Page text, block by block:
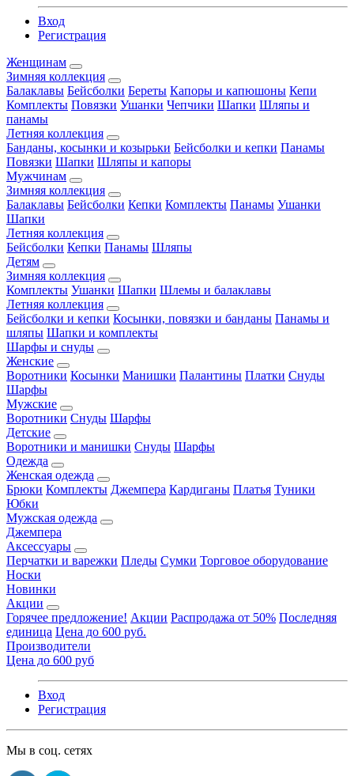
Вход
Регистрация
Женщинам
Зимняя коллекция
Балаклавы Бейсболки Береты Капоры и капюшоны Кепи
Комплекты Повязки Ушанки Чепчики Шапки Шляпы и
панамы
Летняя коллекция
Банданы, косынки и козырьки Бейсболки и кепки Панамы
Повязки Шапки Шляпы и капоры
Мужчинам
Зимняя коллекция
Балаклавы Бейсболки Кепки Комплекты Панамы Ушанки
Шапки
Летняя коллекция
Бейсболки Кепки Панамы Шляпы
Детям
Зимняя коллекция
Комплекты Ушанки Шапки Шлемы и балаклавы
Летняя коллекция
Бейсболки и кепки Косынки, повязки и банданы Панамы и
шляпы Шапки и комплекты
Шарфы и снуды
Женские
Воротники Косынки Манишки Палантины Платки Снуды
Шарфы
Мужские
Воротники Снуды Шарфы
Детские
Воротники и манишки Снуды Шарфы
Одежда
Женская одежда
Брюки Комплекты Джемпера Кардиганы Платья Туники
Юбки
Мужская одежда
Джемпера
Аксессуары
Перчатки и варежки Пледы Сумки Торговое оборудование
Носки
Новинки
Акции
Горячее предложение! Акции Распродажа от 50% Последняя
единица Цена до 600 руб.
Производители
Цена до 600 руб
Вход
Регистрация
Мы в соц. сетях